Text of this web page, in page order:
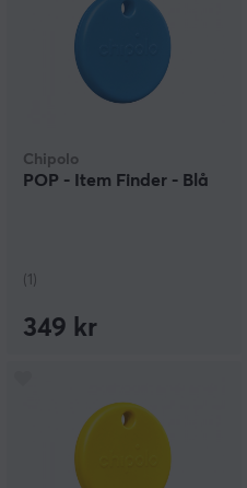
Chipolo
POP - Item Finder - Blå
(1)
349 kr